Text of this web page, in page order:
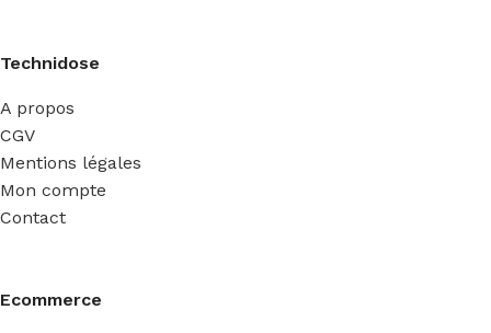
Technidose
A propos
CGV
Mentions légales
Mon compte
Contact
Ecommerce